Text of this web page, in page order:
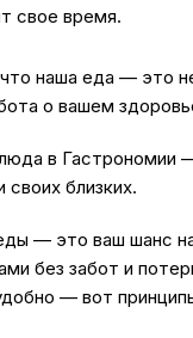
свое время.
наша еда — это
о вашем
в Гастрономии
близких.
— это ваш шанс
без забот и
— вот